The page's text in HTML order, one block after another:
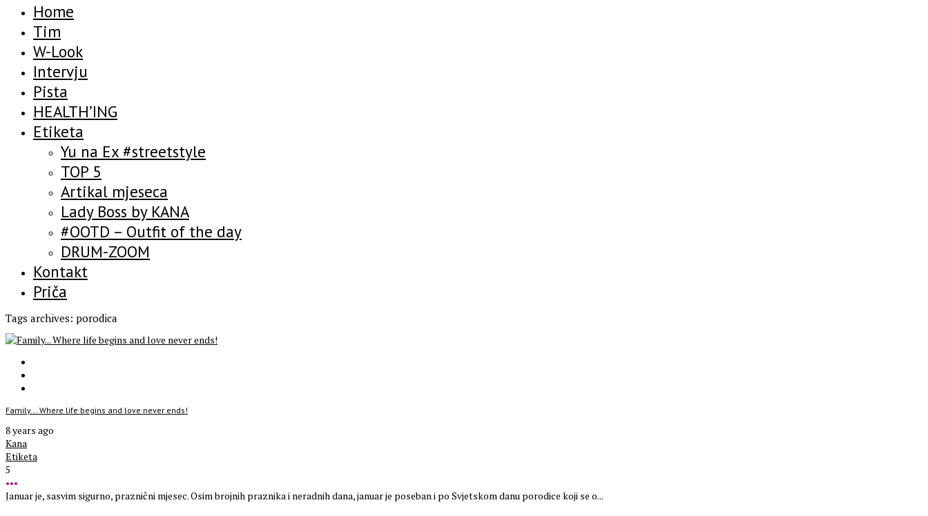
Home
Tim
W-Look
Intervju
Pista
HEALTH’ING
Etiketa
Yu na Ex #streetstyle
TOP 5
Artikal mjeseca
Lady Boss by KANA
#OOTD – Outfit of the day
DRUM-ZOOM
Kontakt
Priča
Tags archives: porodica
Family... Where life begins and love never ends!
8 years ago
Kana
Etiketa
5
•••
Januar je, sasvim sigurno, praznični mjesec. Osim brojnih praznika i neradnih dana, januar je poseban i po Svjetskom danu porodice koji se o...